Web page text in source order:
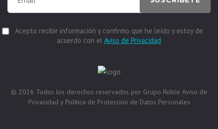
Acepto recibir información y confirmo que he leído y estoy de
acuerdo con el Aviso de Privacidad
© 2026 Todos los derechos reservados por Grupo Roble Aviso de
Privacidad y Política de Protección de Datos Personales